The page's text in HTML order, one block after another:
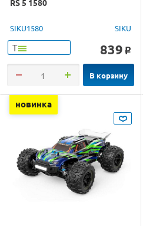
SIKU1580 SIKU
Т 839 o
В корзину
новинка